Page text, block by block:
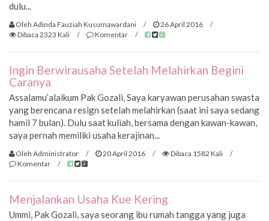
dulu...
Oleh Adinda Fauziah Kusumawardani / 26 April 2016
/
Dibaca 2323 Kali
/ Komentar /
Ingin Berwirausaha Setelah Melahirkan Begini
Caranya
Assalamu’alaikum Pak Gozali, Saya karyawan perusahan swasta
yang berencana resign setelah melahirkan (saat ini saya sedang
hamil 7 bulan). Dulu saat kuliah, bersama dengan kawan-kawan,
saya pernah memiliki usaha kerajinan...
Oleh Administrator / 20 April 2016 / Dibaca 1582 Kali
/
Komentar
/
Menjalankan Usaha Kue Kering
Ummi, Pak Gozali, saya seorang ibu rumah tangga yang juga